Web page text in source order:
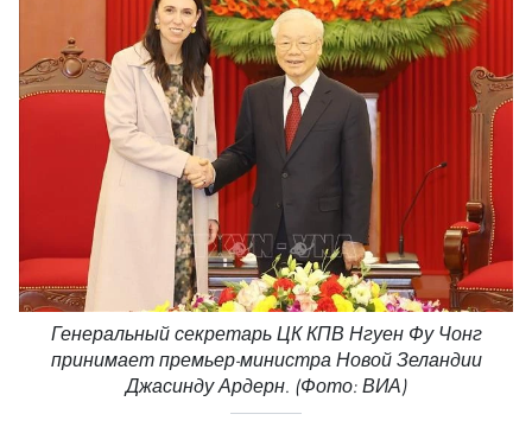
Генеральный секретарь ЦК КПВ Нгуен Фу Чонг
принимает премьер-министра Новой Зеландии
Джасинду Ардерн. (Фото: ВИА)